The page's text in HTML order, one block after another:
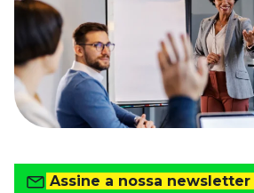
Cursos
Cursos
Todos os Cursos
Departamento Pessoal
Para simplificar os processos
Assine a nossa